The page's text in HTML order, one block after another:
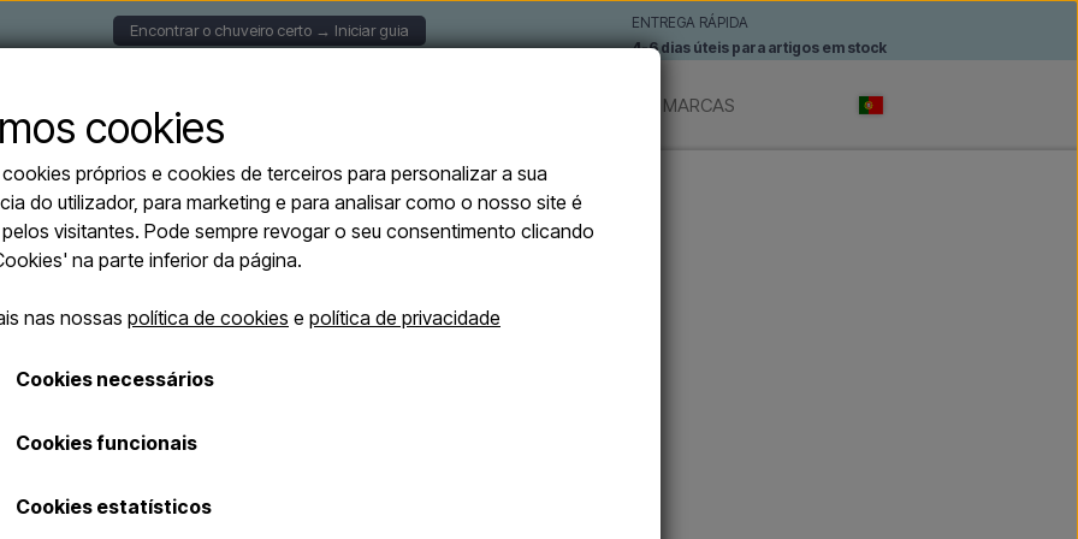
Encontrar o chuveiro certo → Iniciar guia
ENTREGA RÁPIDA
4-6 dias úteis para artigos em stock
MARCAS
passe
Manter sessão iniciada
cookies
próprios e cookies de terceiros para personalizar a sua
do utilizador, para marketing e para analisar como o nosso site é
visitantes. Pode sempre revogar o seu consentimento clicando
na parte inferior da página.
nas nossas política de cookies e política de privacidade
Cookies necessários
Cookies funcionais
Cookies estatísticos